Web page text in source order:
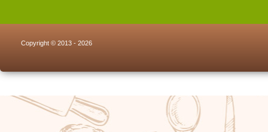
Copyright © 2013 - 2026